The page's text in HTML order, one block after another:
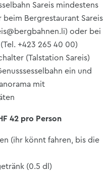
Sareis mindestens
beim Bergrestaurant Sareis
oder bei
+423 265 40 00)
(Talstation Sareis)
ein und
mit
42 pro Person
(ihr könnt fahren, bis die
(0.5 dl)